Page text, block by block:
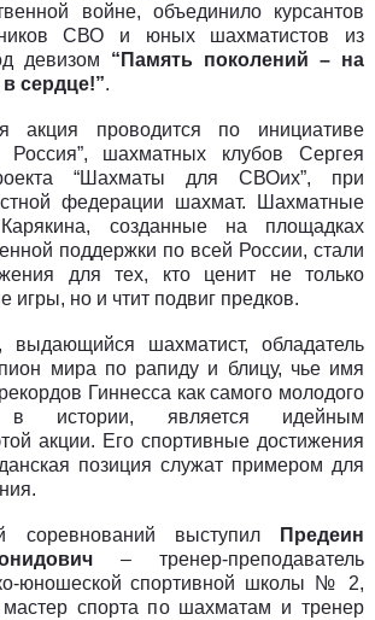
войне, объединило курсантов
СВО и юных шахматистов из
“Память поколений – на
сердце!”.
акция проводится по инициативе
Россия”, шахматных клубов Сергея
“Шахматы для СВОих”, при
федерации шахмат. Шахматные
созданные на площадках
поддержки по всей России, стали
для тех, кто ценит не только
игры, но и чтит подвиг предков.
выдающийся шахматист, обладатель
мира по рапиду и блицу, чье имя
Гиннесса как самого молодого
в истории, является идейным
акции. Его спортивные достижения
позиция служат примером для
соревнований выступил
Предеин
– тренер-преподаватель
юношеской спортивной школы № 2,
спорта по шахматам и тренер